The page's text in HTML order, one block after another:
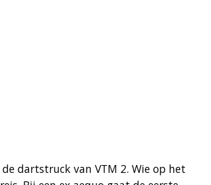
dartstruck van VTM 2. Wie op het